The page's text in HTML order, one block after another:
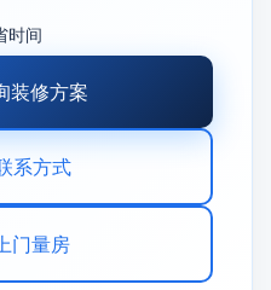
时间
装修方案
系方式
门量房